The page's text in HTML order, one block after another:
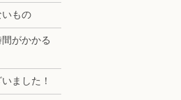
もの
がかかる
ました！